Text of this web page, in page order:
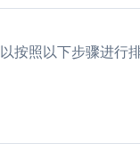
按照以下步骤进行